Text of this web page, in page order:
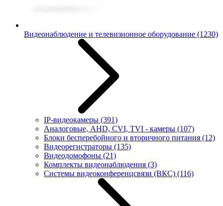
Видеонаблюдение и телевизионное оборудование (1230)
IP-видеокамеры (391)
Аналоговые, AHD, CVI, TVI - камеры (107)
Блоки бесперебойного и вторичного питания (12)
Видеорегистраторы (135)
Видеодомофоны (21)
Комплекты видеонаблюдения (3)
Системы видеоконференцсвязи (ВКС) (116)